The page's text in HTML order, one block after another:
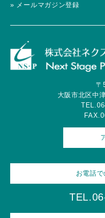
» メールマガジン登録
〒
大阪市北区中
お電話